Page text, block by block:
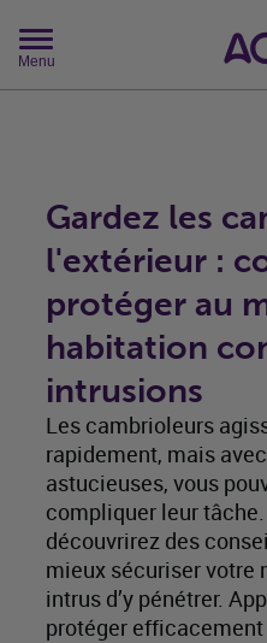
Menu
Gardez les
l'extérieur :
protéger au
habitation
intrusions
Les cambrioleurs
rapidement, mais
astucieuses, vous
compliquer leur
découvrirez des
mieux sécuriser votre
intrus d’y pénétrer.
protéger